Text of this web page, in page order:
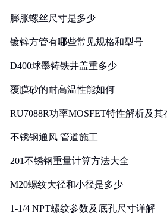
膨胀螺丝尺寸是多少
镀锌方管有哪些常见规格和型号
D400球墨铸铁井盖重多少
覆膜砂的耐高温性能如何
RU7088R功率MOSFET特性解析及
不锈钢通风 管道施工
201不锈钢重量计算方法大全
M20螺纹大径和小径是多少
1-1/4 NPT螺纹参数及底孔尺寸详解